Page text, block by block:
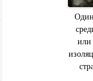
или